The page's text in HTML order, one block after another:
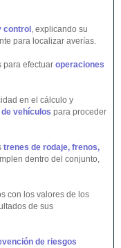
control , explicando su
para localizar averías.
para efectuar operaciones
en el cálculo y
vehículos para proceder
trenes de rodaje, frenos,
dentro del conjunto,
con los valores de los
de sus
de riesgos